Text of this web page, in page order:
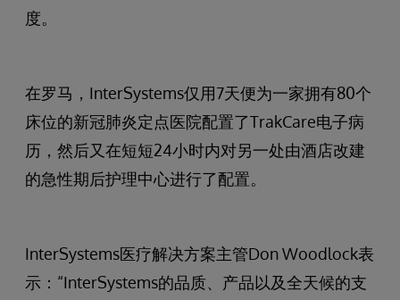
度。
在罗马，InterSystems仅用7天便为一家拥有80个
床位的新冠肺炎定点医院配置了TrakCare电子病
历，然后又在短短24小时内对另一处由酒店改建
的急性期后护理中心进行了配置。
InterSystems医疗解决方案主管Don Woodlock表
示：“InterSystems的品质、产品以及全天候的支